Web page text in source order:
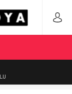
Yaylası